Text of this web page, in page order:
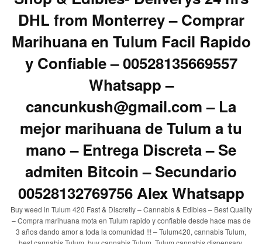
DHL from Monterrey – Comprar
Marihuana en Tulum Facil Rapido
y Confiable – 00528135669557
Whatsapp –
cancunkush@gmail.com – La
mejor marihuana de Tulum a tu
mano – Entrega Discreta – Se
admiten Bitcoin – Secundario
00528132769756 Alex Whatsapp
Buy weed in Tulum 420 Fast & Discretly – Cannabis & Edibles – Best Quality
– Compra marihuana mota en Tulum rapido y confiable desde hace mas de
3 años dando amor a toda la comunidad !!! – Tulum420, cannabis Tulum,